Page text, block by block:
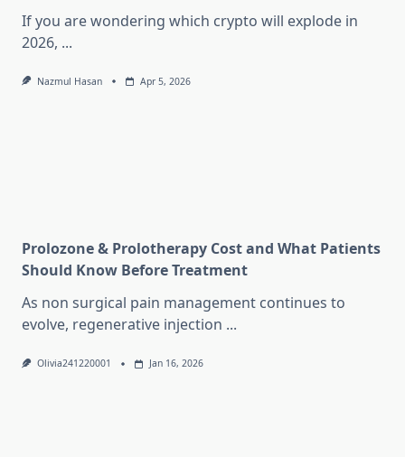
If you are wondering which crypto will explode in
2026, ...
Nazmul Hasan Apr 5, 2026
Prolozone & Prolotherapy Cost and What Patients
Should Know Before Treatment
As non surgical pain management continues to
evolve, regenerative injection ...
Olivia241220001 Jan 16, 2026